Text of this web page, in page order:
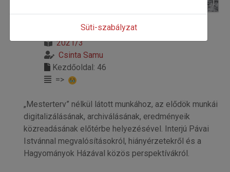
2021/3
Csinta Samu
Kezdőoldal: 46
=>
„Mesterterv” nélkül látott munkához, az elődök munkái
digitalizálásának, archiválásának, eredményeik
közreadásának előtérbe helyezésével. Interjú Pávai
Istvánnal megvalósításokról, hiányérzetekről és a
Hagyományok Házával közös perspektívákról.
Süti-szabályzat